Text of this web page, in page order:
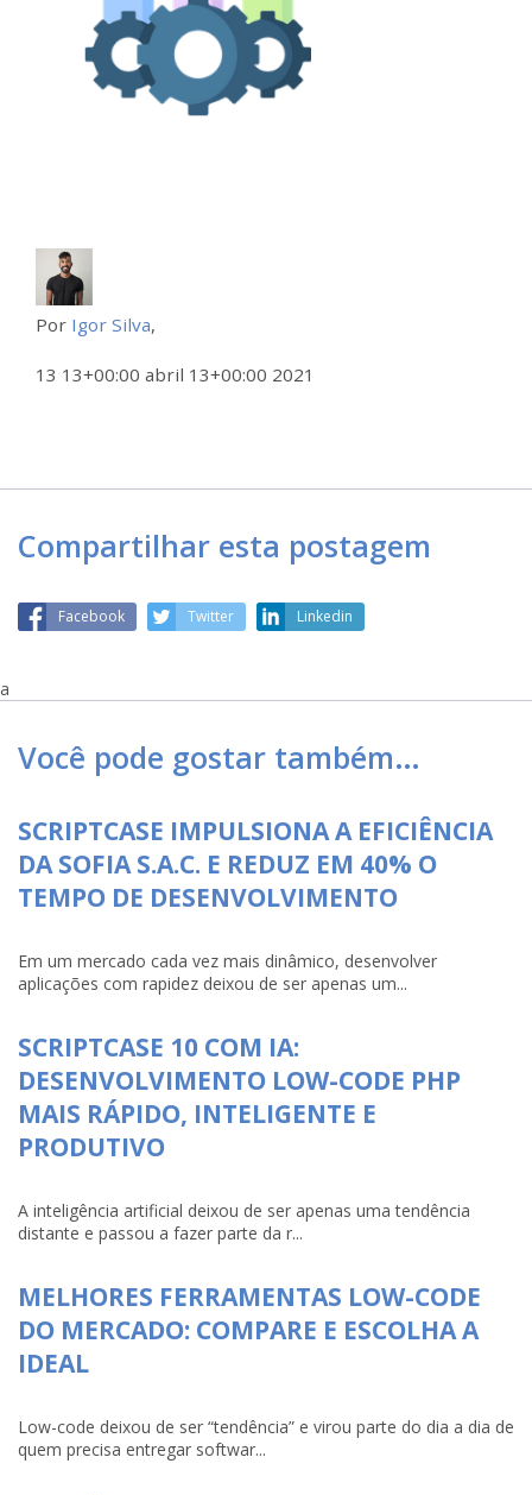
Por Igor Silva,
13 13+00:00 abril 13+00:00 2021
Compartilhar esta postagem
Facebook Twitter Linkedin
a
Você pode gostar também…
SCRIPTCASE IMPULSIONA A EFICIÊNCIA
DA SOFIA S.A.C. E REDUZ EM 40% O
TEMPO DE DESENVOLVIMENTO
Em um mercado cada vez mais dinâmico, desenvolver
aplicações com rapidez deixou de ser apenas um...
SCRIPTCASE 10 COM IA:
DESENVOLVIMENTO LOW-CODE PHP
MAIS RÁPIDO, INTELIGENTE E
PRODUTIVO
A inteligência artificial deixou de ser apenas uma tendência
distante e passou a fazer parte da r...
MELHORES FERRAMENTAS LOW-CODE
DO MERCADO: COMPARE E ESCOLHA A
IDEAL
Low-code deixou de ser “tendência” e virou parte do dia a dia de
quem precisa entregar softwar...